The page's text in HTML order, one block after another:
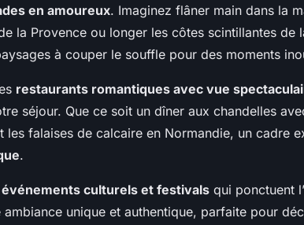
en amoureux. Imaginez flâner main dans la
la Provence ou longer les côtes scintillantes de
à couper le souffle pour des moments
restaurants romantiques avec vue
séjour. Que ce soit un dîner aux chandelles
les falaises de calcaire en Normandie, un cadre
.
événements culturels et festivals qui ponctuent
unique et authentique, parfaite pour